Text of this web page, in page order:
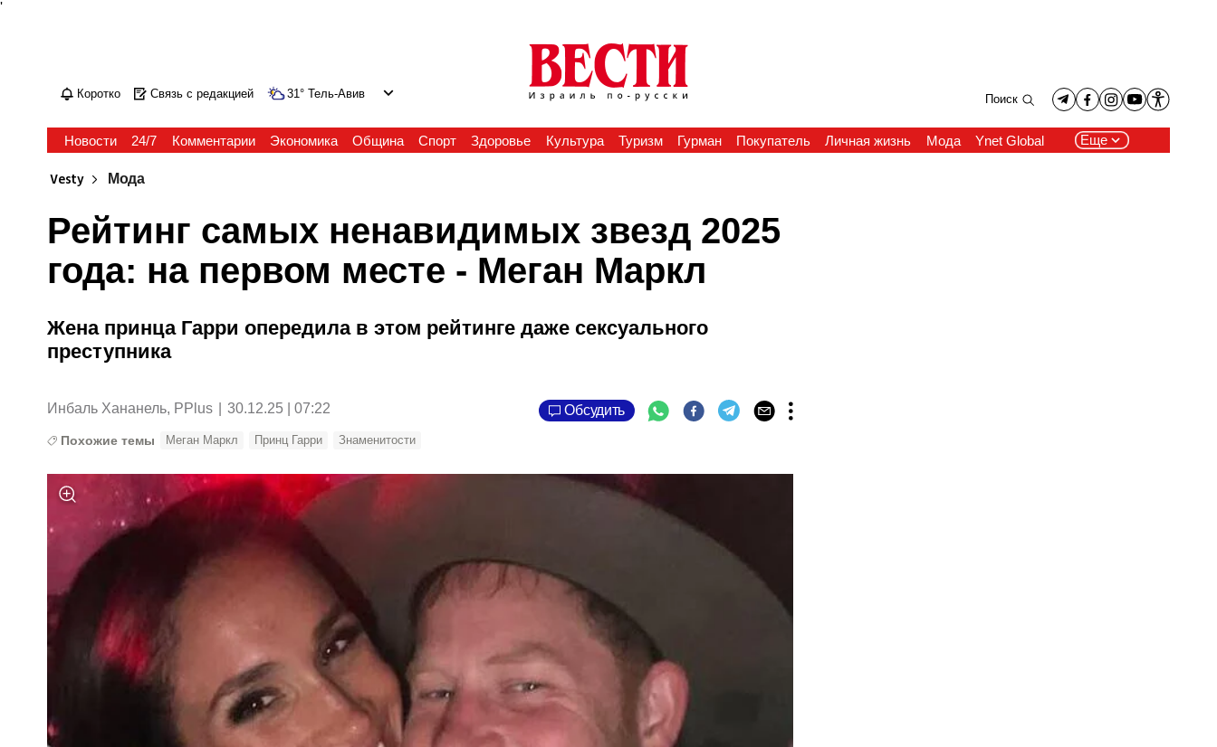
'
Коротко Связь с редакцией 31° Тель-Авив Поиск
Новости 24/7 Комментарии Экономика Община Спорт Здоровье Культура Туризм Гурман Покупатель Личная жизнь Мода Ynet Global Еще
Vesty Мода
Рейтинг самых ненавидимых звезд 2025
года: на первом месте - Меган Маркл
Жена принца Гарри опередила в этом рейтинге даже сексуального
преступника
Инбаль Хананель, PPlus 30.12.25 | 07:22 Обсудить
Похожие темы Меган Маркл Принц Гарри Знаменитости